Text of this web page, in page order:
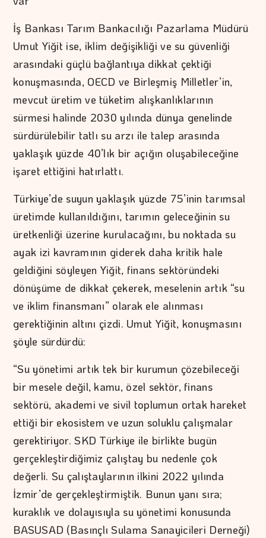
İş Bankası Tarım Bankacılığı Pazarlama Müdürü
Umut Yiğit ise, iklim değişikliği ve su güvenliği
arasındaki güçlü bağlantıya dikkat çektiği
konuşmasında, OECD ve Birleşmiş Milletler’in,
mevcut üretim ve tüketim alışkanlıklarının
sürmesi halinde 2030 yılında dünya genelinde
sürdürülebilir tatlı su arzı ile talep arasında
yaklaşık yüzde 40’lık bir açığın oluşabileceğine
işaret ettiğini hatırlattı.
Türkiye’de suyun yaklaşık yüzde 75’inin tarımsal
üretimde kullanıldığını, tarımın geleceğinin su
üretkenliği üzerine kurulacağını, bu noktada su
ayak izi kavramının giderek daha kritik hale
geldiğini söyleyen Yiğit, finans sektöründeki
dönüşüme de dikkat çekerek, meselenin artık “su
ve iklim finansmanı” olarak ele alınması
gerektiğinin altını çizdi. Umut Yiğit, konuşmasını
şöyle sürdürdü:
“Su yönetimi artık tek bir kurumun çözebileceği
bir mesele değil, kamu, özel sektör, finans
sektörü, akademi ve sivil toplumun ortak hareket
ettiği bir ekosistem ve uzun soluklu çalışmalar
gerektiriyor. SKD Türkiye ile birlikte bugün
gerçekleştirdiğimiz çalıştay bu nedenle çok
değerli. Su çalıştaylarının ilkini 2022 yılında
İzmir’de gerçekleştirmiştik. Bunun yanı sıra;
kuraklık ve dolayısıyla su yönetimi konusunda
BASUSAD (Basınçlı Sulama Sanayicileri Derneği)